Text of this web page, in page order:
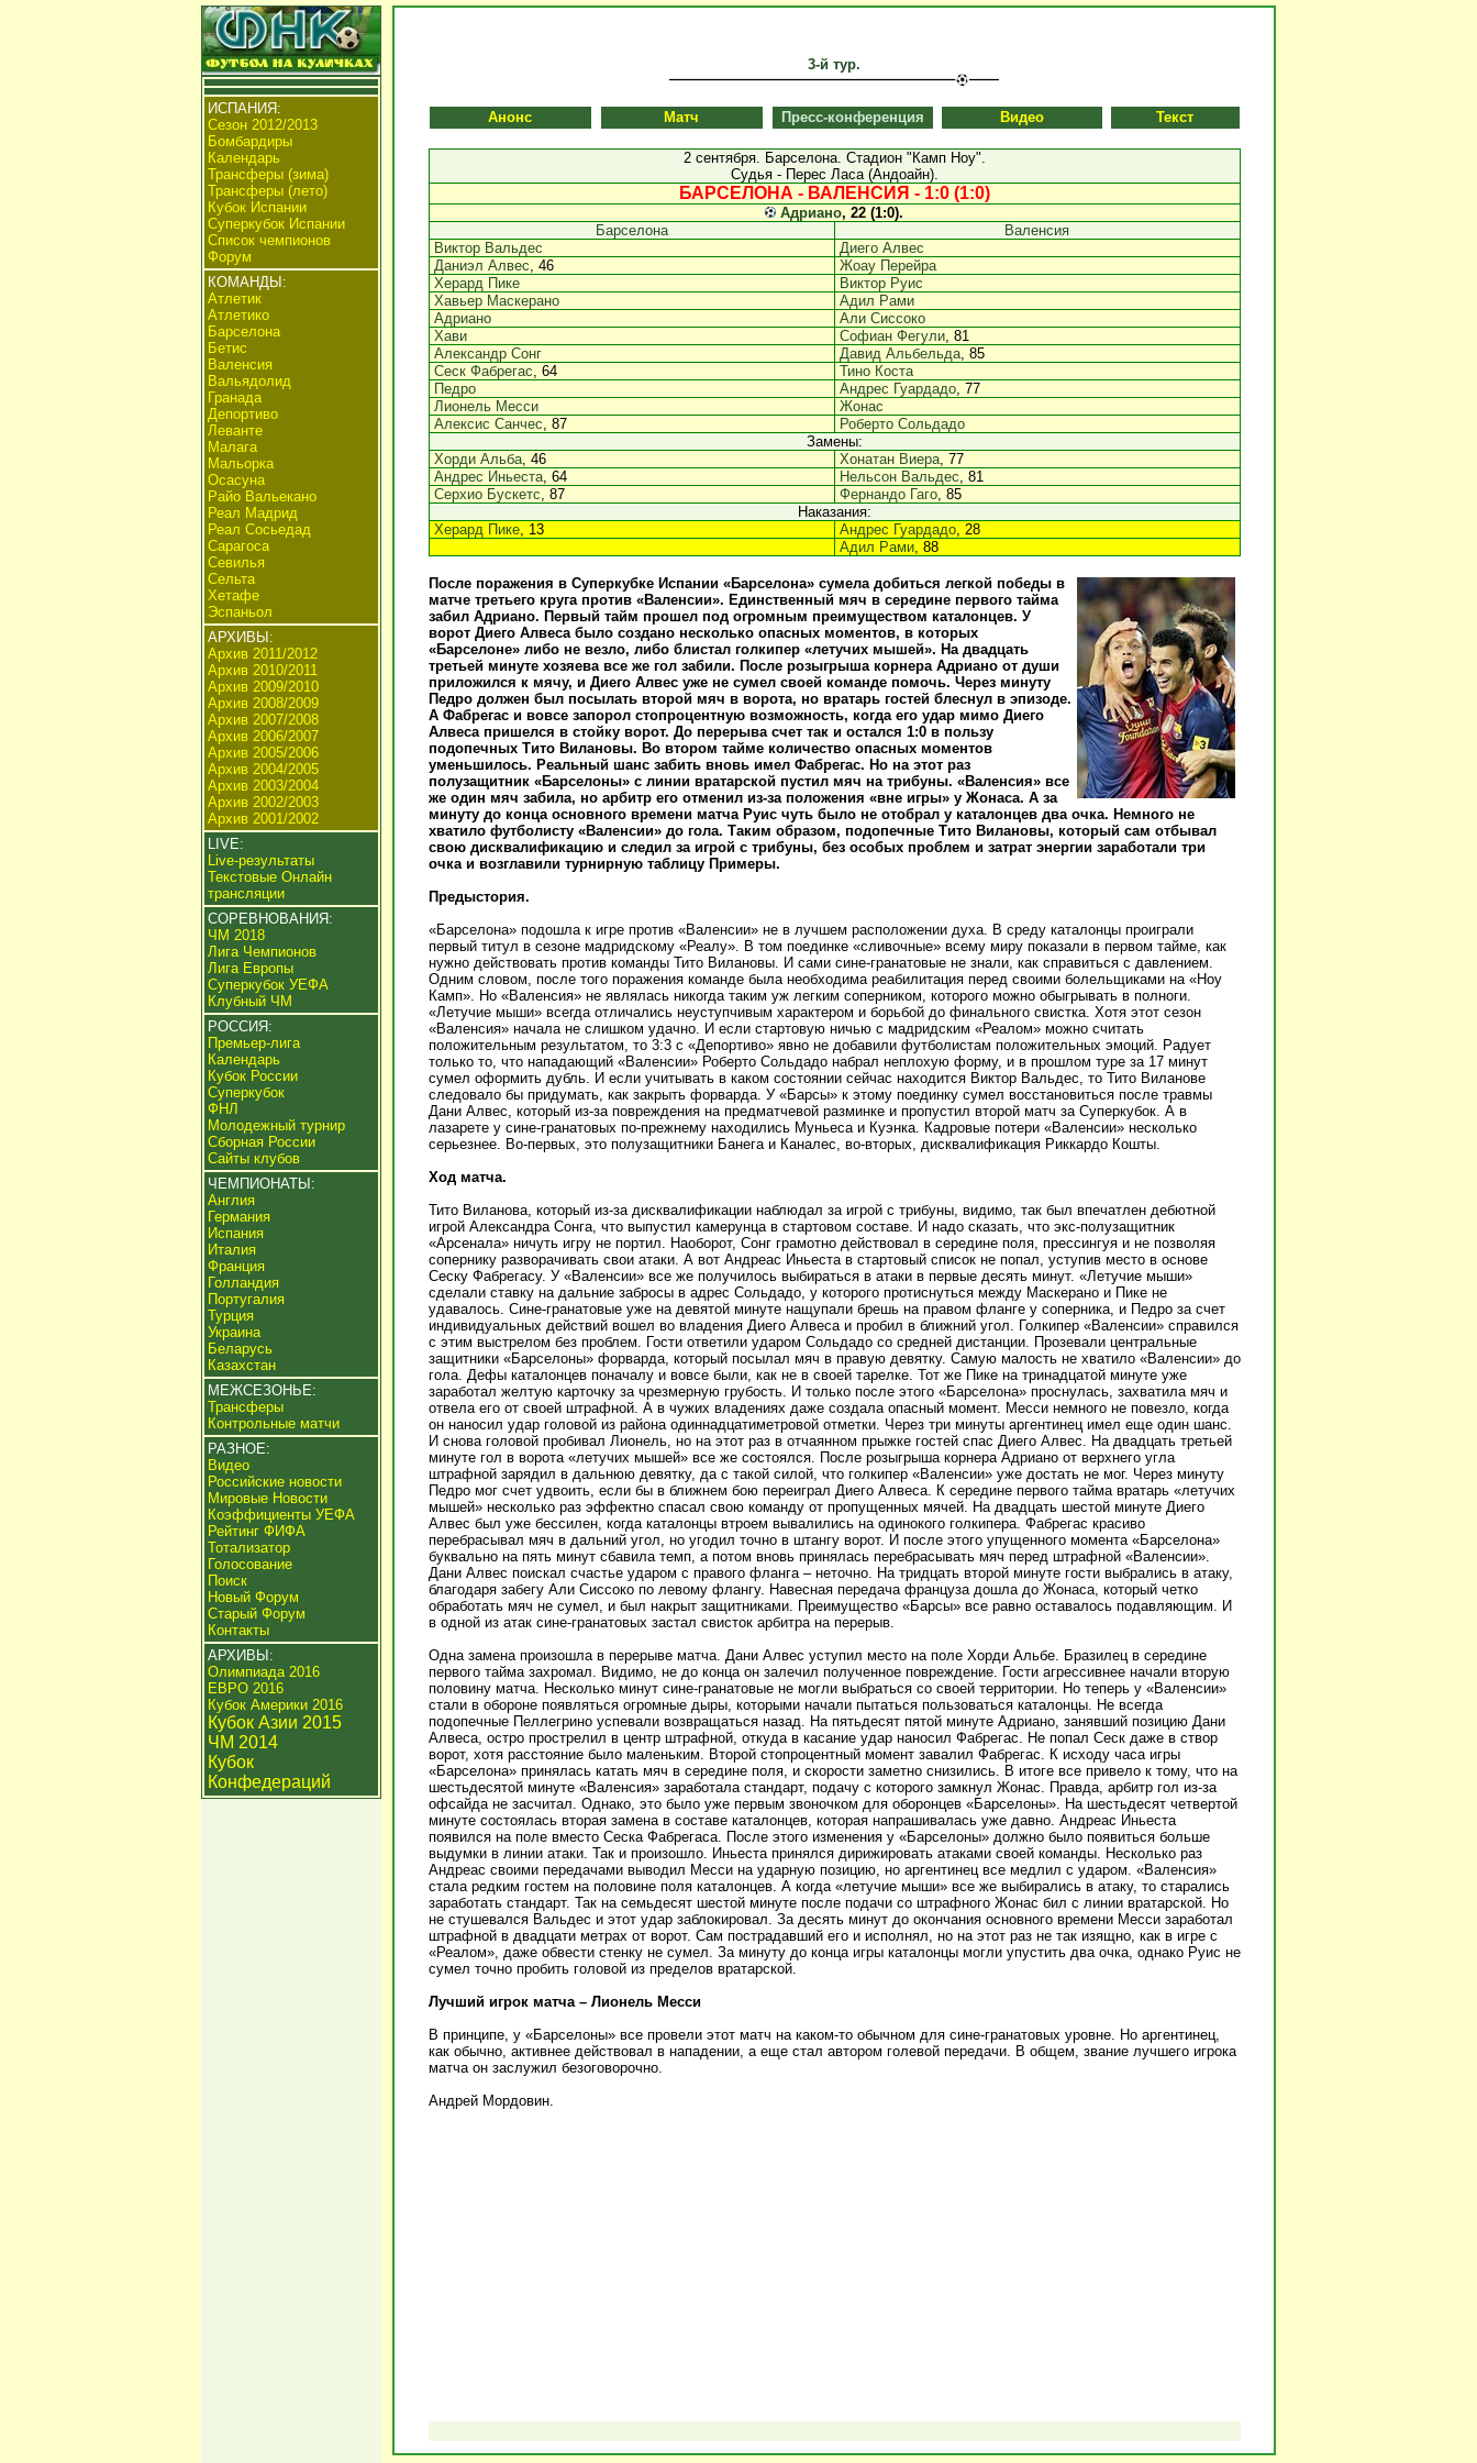
ИСПАНИЯ:
Сезон 2012/2013
Бомбардиры
Календарь
Трансферы (зима)
Трансферы (лето)
Кубок Испании
Суперкубок Испании
Список чемпионов
Форум
КОМАНДЫ:
Атлетик
Атлетико
Барселона
Бетис
Валенсия
Вальядолид
Гранада
Депортиво
Леванте
Малага
Мальорка
Осасуна
Райо Вальекано
Реал Мадрид
Реал Сосьедад
Сарагоса
Севилья
Сельта
Хетафе
Эспаньол
АРХИВЫ:
Архив 2011/2012
Архив 2010/2011
Архив 2009/2010
Архив 2008/2009
Архив 2007/2008
Архив 2006/2007
Архив 2005/2006
Архив 2004/2005
Архив 2003/2004
Архив 2002/2003
Архив 2001/2002
LIVE:
Live-результаты
Текстовые Онлайн
трансляции
СОРЕВНОВАНИЯ:
ЧМ 2018
Лига Чемпионов
Лига Европы
Суперкубок УЕФА
Клубный ЧМ
РОССИЯ:
Премьер-лига
Календарь
Кубок России
Суперкубок
ФНЛ
Молодежный турнир
Сборная России
Сайты клубов
ЧЕМПИОНАТЫ:
Англия
Германия
Испания
Италия
Франция
Голландия
Португалия
Турция
Украина
Беларусь
Казахстан
МЕЖСЕЗОНЬЕ:
Трансферы
Контрольные матчи
РАЗНОЕ:
Видео
Российские новости
Мировые Новости
Коэффициенты УЕФА
Рейтинг ФИФА
Тотализатор
Голосование
Поиск
Новый Форум
Старый Форум
Контакты
АРХИВЫ:
Олимпиада 2016
ЕВРО 2016
Кубок Америки 2016
Кубок Азии 2015
ЧМ 2014
Кубок
Конфедераций
3-й тур.
Анонс Матч Пресс-конференция Видео Текст
2 сентября. Барселона. Стадион "Камп Ноу".
Судья - Перес Ласа (Андоайн).
БАРСЕЛОНА - ВАЛЕНСИЯ - 1:0 (1:0)
Адриано, 22 (1:0).
Барселона
Валенсия
Виктор Вальдес
Диего Алвес
Даниэл Алвес, 46
Жоау Перейра
Херард Пике
Виктор Руис
Хавьер Маскерано
Адил Рами
Адриано
Али Сиссоко
Хави
Софиан Фегули, 81
Александр Сонг
Давид Альбельда, 85
Сеск Фабрегас, 64
Тино Коста
Педро
Андрес Гуардадо, 77
Лионель Месси
Жонас
Алексис Санчес, 87
Роберто Сольдадо
Замены:
Хорди Альба, 46 Хонатан Виера, 77
Андрес Иньеста, 64 Нельсон Вальдес, 81
Серхио Бускетс, 87 Фернандо Гаго, 85
Наказания:
Херард Пике, 13 Андрес Гуардадо, 28
Адил Рами, 88
После поражения в Суперкубке Испании «Барселона» сумела добиться легкой победы в
матче третьего круга против «Валенсии». Единственный мяч в середине первого тайма
забил Адриано. Первый тайм прошел под огромным преимуществом каталонцев. У
ворот Диего Алвеса было создано несколько опасных моментов, в которых
«Барселоне» либо не везло, либо блистал голкипер «летучих мышей». На двадцать
третьей минуте хозяева все же гол забили. После розыгрыша корнера Адриано от души
приложился к мячу, и Диего Алвес уже не сумел своей команде помочь. Через минуту
Педро должен был посылать второй мяч в ворота, но вратарь гостей блеснул в эпизоде.
А Фабрегас и вовсе запорол стопроцентную возможность, когда его удар мимо Диего
Алвеса пришелся в стойку ворот. До перерыва счет так и остался 1:0 в пользу
подопечных Тито Вилановы. Во втором тайме количество опасных моментов
уменьшилось. Реальный шанс забить вновь имел Фабрегас. Но на этот раз
полузащитник «Барселоны» с линии вратарской пустил мяч на трибуны. «Валенсия» все
же один мяч забила, но арбитр его отменил из-за положения «вне игры» у Жонаса. А за
минуту до конца основного времени матча Руис чуть было не отобрал у каталонцев два очка. Немного не
хватило футболисту «Валенсии» до гола. Таким образом, подопечные Тито Вилановы, который сам отбывал
свою дисквалификацию и следил за игрой с трибуны, без особых проблем и затрат энергии заработали три
очка и возглавили турнирную таблицу Примеры.
Предыстория.
«Барселона» подошла к игре против «Валенсии» не в лучшем расположении духа. В среду каталонцы проиграли
первый титул в сезоне мадридскому «Реалу». В том поединке «сливочные» всему миру показали в первом тайме, как
нужно действовать против команды Тито Вилановы. И сами сине-гранатовые не знали, как справиться с давлением.
Одним словом, после того поражения команде была необходима реабилитация перед своими болельщиками на «Ноу
Камп». Но «Валенсия» не являлась никогда таким уж легким соперником, которого можно обыгрывать в полноги.
«Летучие мыши» всегда отличались неуступчивым характером и борьбой до финального свистка. Хотя этот сезон
«Валенсия» начала не слишком удачно. И если стартовую ничью с мадридским «Реалом» можно считать
положительным результатом, то 3:3 с «Депортиво» явно не добавили футболистам положительных эмоций. Радует
только то, что нападающий «Валенсии» Роберто Сольдадо набрал неплохую форму, и в прошлом туре за 17 минут
сумел оформить дубль. И если учитывать в каком состоянии сейчас находится Виктор Вальдес, то Тито Виланове
следовало бы придумать, как закрыть форварда. У «Барсы» к этому поединку сумел восстановиться после травмы
Дани Алвес, который из-за повреждения на предматчевой разминке и пропустил второй матч за Суперкубок. А в
лазарете у сине-гранатовых по-прежнему находились Муньеса и Куэнка. Кадровые потери «Валенсии» несколько
серьезнее. Во-первых, это полузащитники Банега и Каналес, во-вторых, дисквалификация Риккардо Кошты.
Ход матча.
Тито Виланова, который из-за дисквалификации наблюдал за игрой с трибуны, видимо, так был впечатлен дебютной
игрой Александра Сонга, что выпустил камерунца в стартовом составе. И надо сказать, что экс-полузащитник
«Арсенала» ничуть игру не портил. Наоборот, Сонг грамотно действовал в середине поля, прессингуя и не позволяя
сопернику разворачивать свои атаки. А вот Андреас Иньеста в стартовый список не попал, уступив место в основе
Сеску Фабрегасу. У «Валенсии» все же получилось выбираться в атаки в первые десять минут. «Летучие мыши»
сделали ставку на дальние забросы в адрес Сольдадо, у которого протиснуться между Маскерано и Пике не
удавалось. Сине-гранатовые уже на девятой минуте нащупали брешь на правом фланге у соперника, и Педро за счет
индивидуальных действий вошел во владения Диего Алвеса и пробил в ближний угол. Голкипер «Валенсии» справился
с этим выстрелом без проблем. Гости ответили ударом Сольдадо со средней дистанции. Прозевали центральные
защитники «Барселоны» форварда, который посылал мяч в правую девятку. Самую малость не хватило «Валенсии» до
гола. Дефы каталонцев поначалу и вовсе были, как не в своей тарелке. Тот же Пике на тринадцатой минуте уже
заработал желтую карточку за чрезмерную грубость. И только после этого «Барселона» проснулась, захватила мяч и
отвела его от своей штрафной. А в чужих владениях даже создала опасный момент. Месси немного не повезло, когда
он наносил удар головой из района одиннадцатиметровой отметки. Через три минуты аргентинец имел еще один шанс.
И снова головой пробивал Лионель, но на этот раз в отчаянном прыжке гостей спас Диего Алвес. На двадцать третьей
минуте гол в ворота «летучих мышей» все же состоялся. После розыгрыша корнера Адриано от верхнего угла
штрафной зарядил в дальнюю девятку, да с такой силой, что голкипер «Валенсии» уже достать не мог. Через минуту
Педро мог счет удвоить, если бы в ближнем бою переиграл Диего Алвеса. К середине первого тайма вратарь «летучих
мышей» несколько раз эффектно спасал свою команду от пропущенных мячей. На двадцать шестой минуте Диего
Алвес был уже бессилен, когда каталонцы втроем вывалились на одинокого голкипера. Фабрегас красиво
перебрасывал мяч в дальний угол, но угодил точно в штангу ворот. И после этого упущенного момента «Барселона»
буквально на пять минут сбавила темп, а потом вновь принялась перебрасывать мяч перед штрафной «Валенсии».
Дани Алвес поискал счастье ударом с правого фланга – неточно. На тридцать второй минуте гости выбрались в атаку,
благодаря забегу Али Сиссоко по левому флангу. Навесная передача француза дошла до Жонаса, который четко
обработать мяч не сумел, и был накрыт защитниками. Преимущество «Барсы» все равно оставалось подавляющим. И
в одной из атак сине-гранатовых застал свисток арбитра на перерыв.
Одна замена произошла в перерыве матча. Дани Алвес уступил место на поле Хорди Альбе. Бразилец в середине
первого тайма захромал. Видимо, не до конца он залечил полученное повреждение. Гости агрессивнее начали вторую
половину матча. Несколько минут сине-гранатовые не могли выбраться со своей территории. Но теперь у «Валенсии»
стали в обороне появляться огромные дыры, которыми начали пытаться пользоваться каталонцы. Не всегда
подопечные Пеллегрино успевали возвращаться назад. На пятьдесят пятой минуте Адриано, занявший позицию Дани
Алвеса, остро прострелил в центр штрафной, откуда в касание удар наносил Фабрегас. Не попал Сеск даже в створ
ворот, хотя расстояние было маленьким. Второй стопроцентный момент завалил Фабрегас. К исходу часа игры
«Барселона» принялась катать мяч в середине поля, и скорости заметно снизились. В итоге все привело к тому, что на
шестьдесятой минуте «Валенсия» заработала стандарт, подачу с которого замкнул Жонас. Правда, арбитр гол из-за
офсайда не засчитал. Однако, это было уже первым звоночком для оборонцев «Барселоны». На шестьдесят четвертой
минуте состоялась вторая замена в составе каталонцев, которая напрашивалась уже давно. Андреас Иньеста
появился на поле вместо Сеска Фабрегаса. После этого изменения у «Барселоны» должно было появиться больше
выдумки в линии атаки. Так и произошло. Иньеста принялся дирижировать атаками своей команды. Несколько раз
Андреас своими передачами выводил Месси на ударную позицию, но аргентинец все медлил с ударом. «Валенсия»
стала редким гостем на половине поля каталонцев. А когда «летучие мыши» все же выбирались в атаку, то старались
заработать стандарт. Так на семьдесят шестой минуте после подачи со штрафного Жонас бил с линии вратарской. Но
не стушевался Вальдес и этот удар заблокировал. За десять минут до окончания основного времени Месси заработал
штрафной в двадцати метрах от ворот. Сам пострадавший его и исполнял, но на этот раз не так изящно, как в игре с
«Реалом», даже обвести стенку не сумел. За минуту до конца игры каталонцы могли упустить два очка, однако Руис не
сумел точно пробить головой из пределов вратарской.
Лучший игрок матча – Лионель Месси
В принципе, у «Барселоны» все провели этот матч на каком-то обычном для сине-гранатовых уровне. Но аргентинец,
как обычно, активнее действовал в нападении, а еще стал автором голевой передачи. В общем, звание лучшего игрока
матча он заслужил безоговорочно.
Андрей Мордовин.